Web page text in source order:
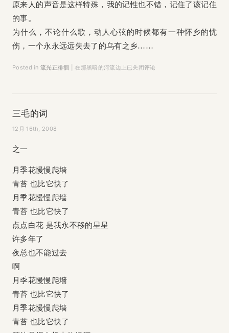
原来人的声音是这样特殊，我的记性也不错，记住了该记住
的事。
为什么，不论什么歌，动人心弦的时候都有一种怀乡的忧
伤，一个永永远远失去了的乌有之乡……
Posted in 流光正徘徊 |在那黑暗的河流边上已关闭评论
三毛的词
12月 16th, 2008
之一
月季花慢慢爬墙
青苔 也比它快了
月季花慢慢爬墙
青苔 也比它快了
点点白花 是我永不移的星星
许多年了
夜总也不能过去
啊
月季花慢慢爬墙
青苔 也比它快了
月季花慢慢爬墙
青苔 也比它快了